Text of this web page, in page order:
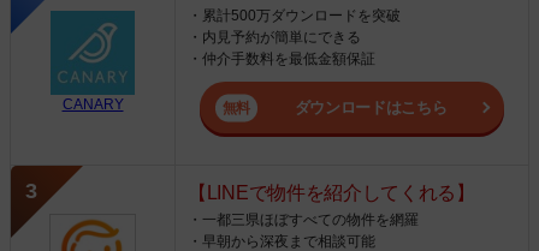
CANARY
・累計500万ダウンロードを突破
・内見予約が簡単にできる
・仲介手数料を最低金額保証
ダウンロードはこちら
【LINEで物件を紹介してくれる】
・一都三県ほぼすべての物件を網羅
・早朝から深夜まで相談可能